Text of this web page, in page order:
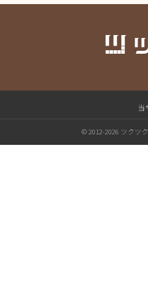
当
© 2012-2026 ツクツ